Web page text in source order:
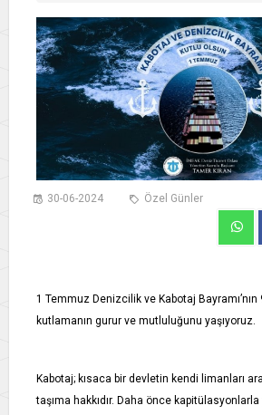
30-06-2024 Özel Günler
1 Temmuz Denizcilik ve Kabotaj Bayramı’nın
kutlamanın gurur ve mutluluğunu yaşıyoruz.
Kabotaj; kısaca bir devletin kendi limanları
taşıma hakkıdır. Daha önce kapitülasyonlarla